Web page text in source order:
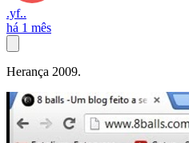
.yf..
há 1 mês
Herança 2009.